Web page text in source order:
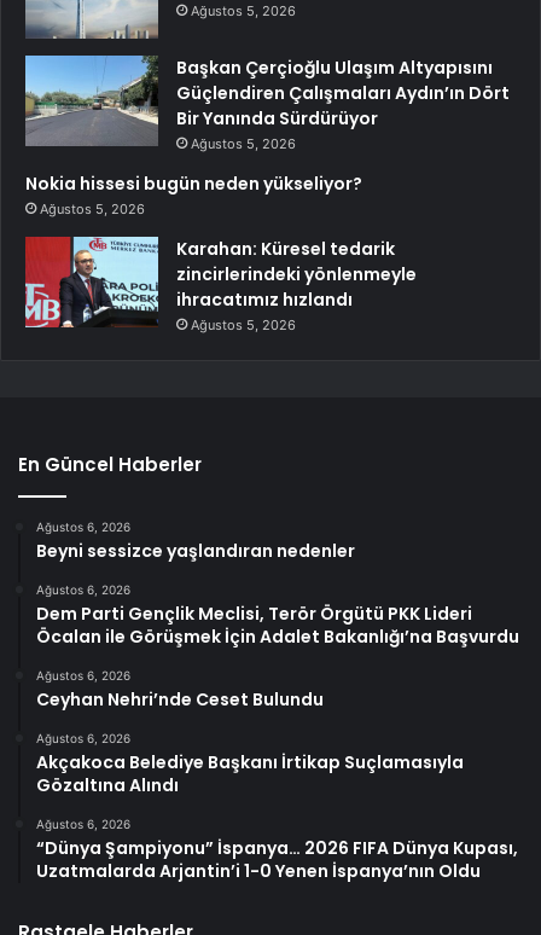
Ağustos 5, 2026
Başkan Çerçioğlu Ulaşım Altyapısını
Güçlendiren Çalışmaları Aydın’ın Dört
Bir Yanında Sürdürüyor
Ağustos 5, 2026
Nokia hissesi bugün neden yükseliyor?
Ağustos 5, 2026
Karahan: Küresel tedarik
zincirlerindeki yönlenmeyle
ihracatımız hızlandı
Ağustos 5, 2026
En Güncel Haberler
Ağustos 6, 2026
Beyni sessizce yaşlandıran nedenler
Ağustos 6, 2026
Dem Parti Gençlik Meclisi, Terör Örgütü PKK Lideri
Öcalan ile Görüşmek İçin Adalet Bakanlığı’na Başvurdu
Ağustos 6, 2026
Ceyhan Nehri’nde Ceset Bulundu
Ağustos 6, 2026
Akçakoca Belediye Başkanı İrtikap Suçlamasıyla
Gözaltına Alındı
Ağustos 6, 2026
“Dünya Şampiyonu” İspanya… 2026 FIFA Dünya Kupası,
Uzatmalarda Arjantin’i 1-0 Yenen İspanya’nın Oldu